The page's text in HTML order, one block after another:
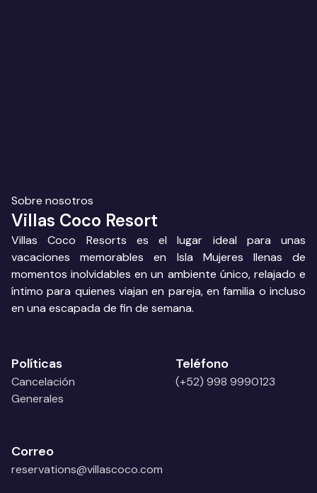
Sobre nosotros
Villas Coco Resort
Villas Coco Resorts es el lugar ideal para unas
vacaciones memorables en Isla Mujeres llenas de
momentos inolvidables en un ambiente único, relajado e
íntimo para quienes viajan en pareja, en familia o incluso
en una escapada de fin de semana.
Políticas
Cancelación
Generales
Teléfono
(+52) 998 9990123
Correo
reservations@villascoco.com